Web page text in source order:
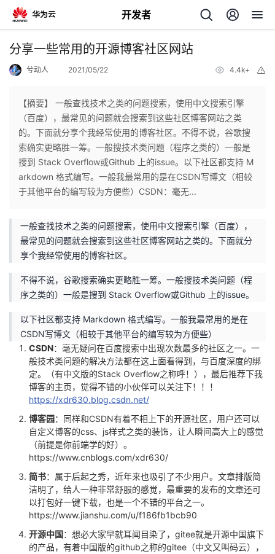
开发者
返
个
人
页
我
开
者
我
的
博
客
我
的
论
我
的
子
我
直
播
的
活
动
我
的
关
的
我
分享一些常用的开源博客社区网站
兮动人 2021/05/22 4.4k+
【摘要】 一般查找技术之类的问题搜索，使用中文搜索引擎
（百度），最常见的问题就会搜索到这些社区博客网站之类
的。下面就分享个我经常使用的博客社区。不得不说，谷歌搜
索确实更略胜一筹。一般搜技术类问题（程序之类的）一般是
搜到 Stack Overflow或Github 上的issue。以下社区都支持 M
arkdown 格式编写。一般我最常用的是在CSDN写博文（相较
于其他平台的编写较为方便些）CSDN：毫无...
一般查找技术之类的问题搜索，使用中文搜索引擎（百度），
最常见的问题就会搜索到这些社区博客网站之类的。下面就分
享个我经常使用的博客社区。
不得不说，谷歌搜索确实更略胜一筹。一般搜技术类问题（程
序之类的）一般是搜到 Stack Overflow或Github 上的issue。
以下社区都支持 Markdown 格式编写。一般我最常用的是在
CSDN写博文（相较于其他平台的编写较为方便些）
CSDN：毫无疑问在百度搜索中出现次数最多的社区之一。一
般技术类问题的解决方法都在这上面看得到，与百度深度的绑
定。（有中文版的Stack Overflow之称呼！），最后推荐下我
博客的主页，觉得不错的小伙伴可以关注下！！！
https://xdr630.blog.csdn.net/
博客园：同样和CSDN有着不相上下的开源社区，用户还可以
自定义博客的css、js样式之类的装饰，让人瞬间高大上的感觉
（前提是你前端学的好）。
https://www.cnblogs.com/xdr630/
简书：属于后起之秀，近年来也吸引了不少用户。文章排版简
洁明了，给人一种非常舒服的感觉，最重要的发布的文章还可
以打包好一键下载，也是一个不错的平台之一。
https://www.jianshu.com/u/f186fb1bcb90
开源中国：想必大家早就耳闻目染了，gitee就是开源中国旗下
的产品，有着中国版的github之称的gitee（中文又叫码云），